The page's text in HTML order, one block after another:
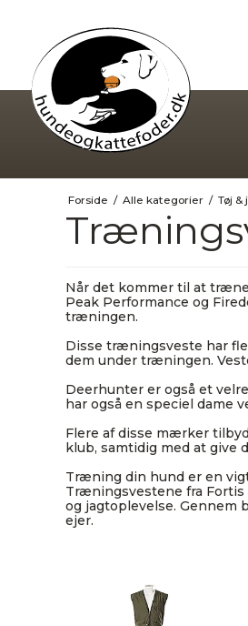
Forside / Alle kategorier / Tøj &
Når det kommer til at
Peak Performance og
træningen.
Disse træningsveste har
dem under træningen.
Deerhunter er også et
har også en speciel dame
Flere af disse mærker
klub, samtidig med at give
Træning din hund er en
Træningsvestene fra
og jagtoplevelse. Gennem
ejer.